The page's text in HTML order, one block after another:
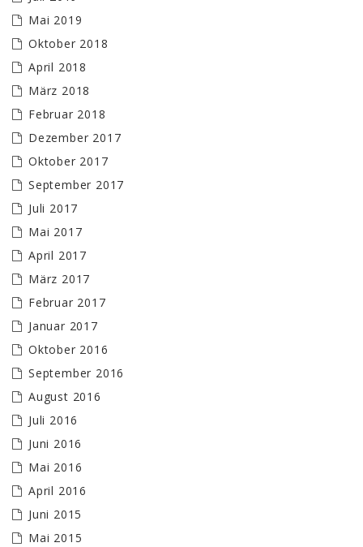
Mai 2019
Oktober 2018
April 2018
März 2018
Februar 2018
Dezember 2017
Oktober 2017
September 2017
Juli 2017
Mai 2017
April 2017
März 2017
Februar 2017
Januar 2017
Oktober 2016
September 2016
August 2016
Juli 2016
Juni 2016
Mai 2016
April 2016
Juni 2015
Mai 2015